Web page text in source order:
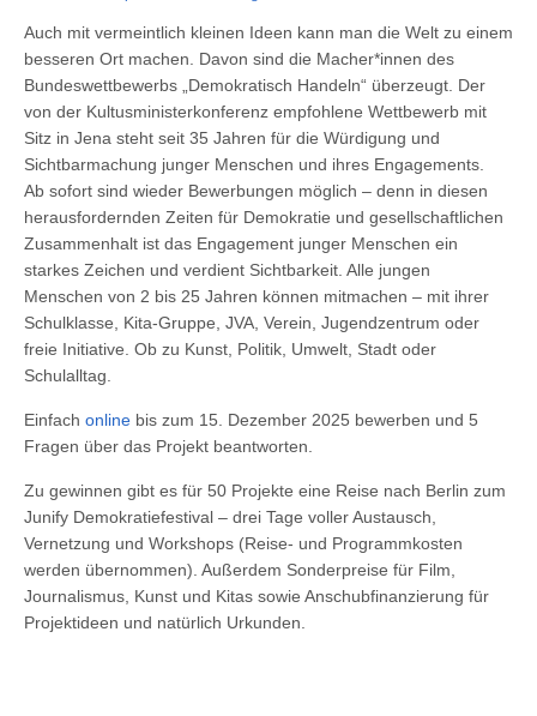
Auch mit vermeintlich kleinen Ideen kann man die Welt zu einem
besseren Ort machen. Davon sind die Macher*innen des
Bundeswettbewerbs „Demokratisch Handeln“ überzeugt. Der
von der Kultusministerkonferenz empfohlene Wettbewerb mit
Sitz in Jena steht seit 35 Jahren für die Würdigung und
Sichtbarmachung junger Menschen und ihres Engagements.
Ab sofort sind wieder Bewerbungen möglich – denn in diesen
herausfordernden Zeiten für Demokratie und gesellschaftlichen
Zusammenhalt ist das Engagement junger Menschen ein
starkes Zeichen und verdient Sichtbarkeit. Alle jungen
Menschen von 2 bis 25 Jahren können mitmachen – mit ihrer
Schulklasse, Kita-Gruppe, JVA, Verein, Jugendzentrum oder
freie Initiative. Ob zu Kunst, Politik, Umwelt, Stadt oder
Schulalltag.
Einfach online bis zum 15. Dezember 2025 bewerben und 5
Fragen über das Projekt beantworten.
Zu gewinnen gibt es für 50 Projekte eine Reise nach Berlin zum
Junify Demokratiefestival – drei Tage voller Austausch,
Vernetzung und Workshops (Reise- und Programmkosten
werden übernommen). Außerdem Sonderpreise für Film,
Journalismus, Kunst und Kitas sowie Anschubfinanzierung für
Projektideen und natürlich Urkunden.